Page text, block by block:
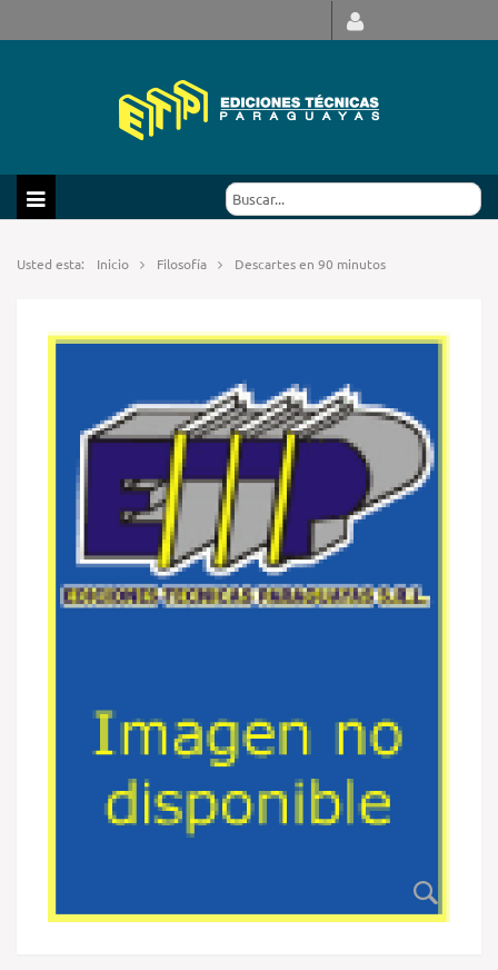
Usted esta: Inicio Filosofía Descartes en 90 minutos